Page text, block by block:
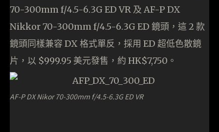
70-300mm f/4.5-6.3G ED VR 及 AF-P DX
Nikkor 70-300mm f/4.5-6.3G ED 鏡頭，這 2 款
鏡頭同樣兼容 DX 格式單反，採用 ED 超低色散鏡
片，以 $999.95 美元發售，約 HK$7,750。
AF-P DX Nikor 70-300mm f/4.5-6.3G ED VR